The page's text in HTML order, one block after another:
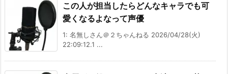
この人が担当したらどんなキャラでも可
愛くなるよなって声優
1: 名無しさん＠２ちゃんねる 2026/04/28(火)
22:09:12.1 ...